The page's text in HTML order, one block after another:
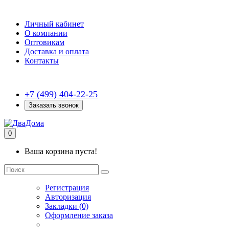
Личный кабинет
О компании
Оптовикам
Доставка и оплата
Контакты
+7 (499) 404-22-25
Заказать звонок
0
Ваша корзина пуста!
Регистрация
Авторизация
Закладки (0)
Оформление заказа